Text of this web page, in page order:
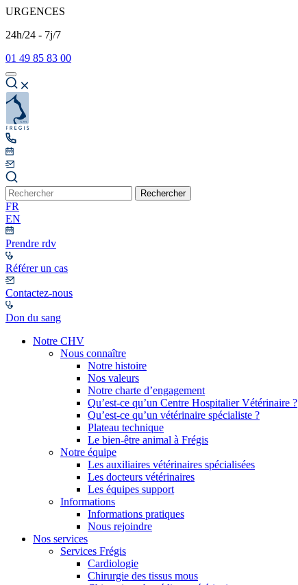
URGENCES
24h/24 - 7j/7
01 49 85 83 00
Rechercher
FR
EN
Prendre rdv
Référer un cas
Contactez-nous
Don du sang
Notre CHV
Nous connaître
Notre histoire
Nos valeurs
Notre charte d’engagement
Qu’est-ce qu’un Centre Hospitalier Vétérinaire ?
Qu’est-ce qu’un vétérinaire spécialiste ?
Plateau technique
Le bien-être animal à Frégis
Notre équipe
Les auxiliaires vétérinaires spécialisées
Les docteurs vétérinaires
Les équipes support
Informations
Informations pratiques
Nous rejoindre
Nos services
Services Frégis
Cardiologie
Chirurgie des tissus mous